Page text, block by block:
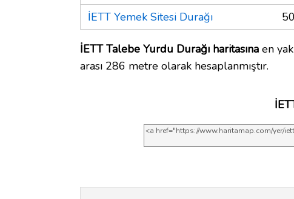
İETT Yemek Sitesi Durağı
İETT Talebe Yurdu Durağı haritasına en
arası 286 metre olarak hesaplanmıştır.